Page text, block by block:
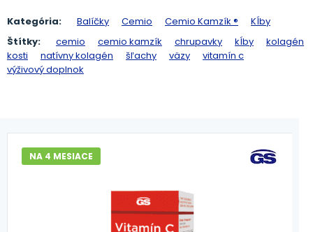
Kategória: Balíčky Cemio Cemio Kamzík ®
Kĺby
Štítky:
cemio cemio kamzík chrupavky kĺby
kolagén
kosti
natívny kolagén šľachy väzy
vitamín c
výživový doplnok
NA 4 MESIACE